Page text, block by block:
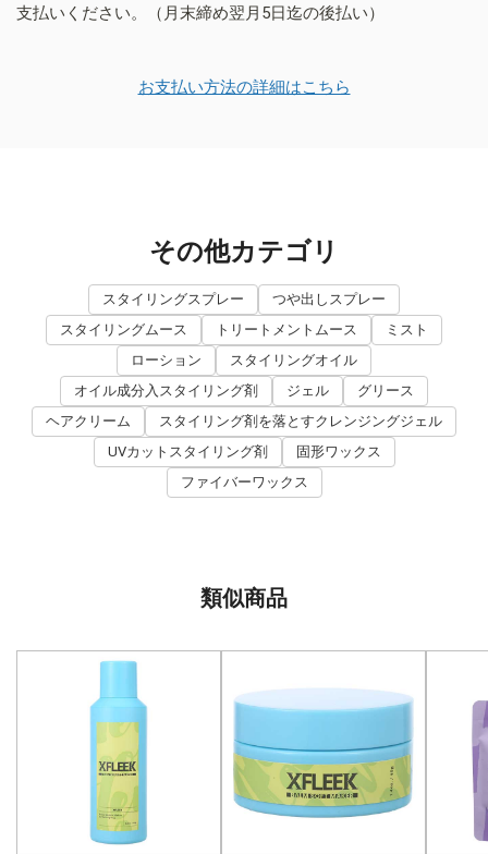
支払いください。（月末締め翌月5日迄の後払い）
お支払い方法の詳細はこちら
その他カテゴリ
スタイリングスプレー
つや出しスプレー
スタイリングムース
トリートメントムース
ミスト
ローション
スタイリングオイル
オイル成分入スタイリング剤
ジェル
グリース
ヘアクリーム
スタイリング剤を落とすクレンジングジェル
UVカットスタイリング剤
固形ワックス
ファイバーワックス
類似商品